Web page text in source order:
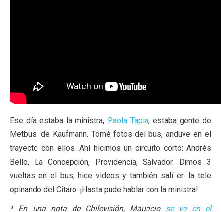
Ese día estaba la ministra, Paola Tapia, estaba gente de
Metbus, de Kaufmann. Tomé fotos del bus, anduve en el
trayecto con ellos. Ahí hicimos un circuito corto: Andrés
Bello, La Concepción, Providencia, Salvador. Dimos 3
vueltas en el bus, hice videos y también salí en la tele
opinando del Citaro. ¡Hasta pude hablar con la ministra!
* En una nota de Chilevisión, Mauricio se ve en el